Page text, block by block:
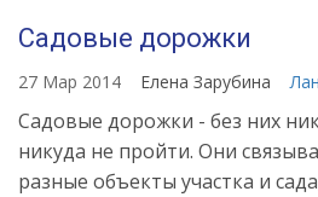
Садовые дорожки
27 Мар 2014 Елена Зарубина
Садовые дорожки - без них
никуда не пройти. Они
разные объекты участка и